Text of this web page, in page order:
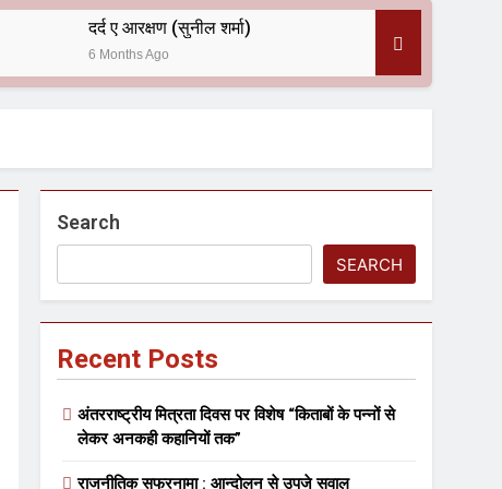
दर्द ए आरक्षण (सुनील शर्मा)
6 Months Ago
Search
SEARCH
Recent Posts
अंतरराष्ट्रीय मित्रता दिवस पर विशेष “किताबों के पन्नों से
लेकर अनकही कहानियों तक”
राजनीतिक सफरनामा : आन्दोलन से उपजे सवाल